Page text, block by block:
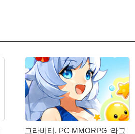
그라비티, PC MMORPG ‘라그